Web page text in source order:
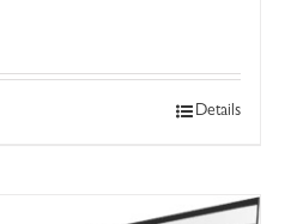
Details